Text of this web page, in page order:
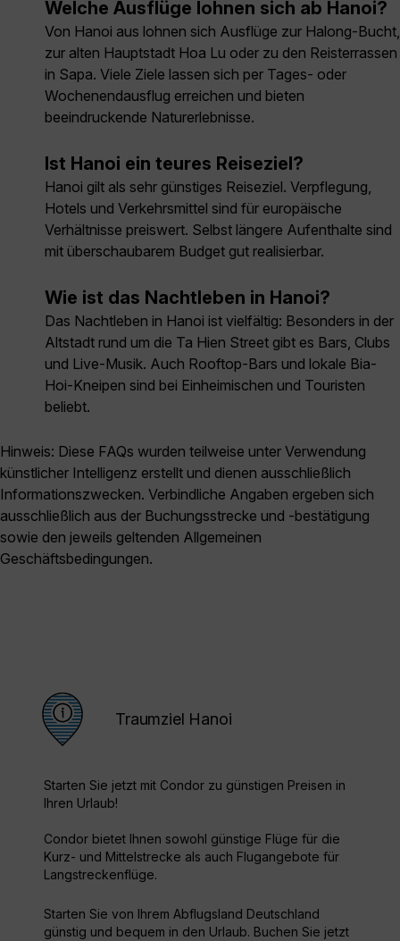
Welche Ausflüge lohnen sich ab Hanoi?
Von Hanoi aus lohnen sich Ausflüge zur Halong-Bucht,
zur alten Hauptstadt Hoa Lu oder zu den Reisterrassen
in Sapa. Viele Ziele lassen sich per Tages- oder
Wochenendausflug erreichen und bieten
beeindruckende Naturerlebnisse.
Ist Hanoi ein teures Reiseziel?
Hanoi gilt als sehr günstiges Reiseziel. Verpflegung,
Hotels und Verkehrsmittel sind für europäische
Verhältnisse preiswert. Selbst längere Aufenthalte sind
mit überschaubarem Budget gut realisierbar.
Wie ist das Nachtleben in Hanoi?
Das Nachtleben in Hanoi ist vielfältig: Besonders in der
Altstadt rund um die Ta Hien Street gibt es Bars, Clubs
und Live-Musik. Auch Rooftop-Bars und lokale Bia-
Hoi-Kneipen sind bei Einheimischen und Touristen
beliebt.
Hinweis: Diese FAQs wurden teilweise unter Verwendung
künstlicher Intelligenz erstellt und dienen ausschließlich
Informationszwecken. Verbindliche Angaben ergeben sich
ausschließlich aus der Buchungsstrecke und -bestätigung
sowie den jeweils geltenden Allgemeinen
Geschäftsbedingungen.
Traumziel Hanoi
Starten Sie jetzt mit Condor zu günstigen Preisen in
Ihren Urlaub!
Condor bietet Ihnen sowohl günstige Flüge für die
Kurz- und Mittelstrecke als auch Flugangebote für
Langstreckenflüge.
Starten Sie von Ihrem Abflugsland Deutschland
günstig und bequem in den Urlaub. Buchen Sie jetzt